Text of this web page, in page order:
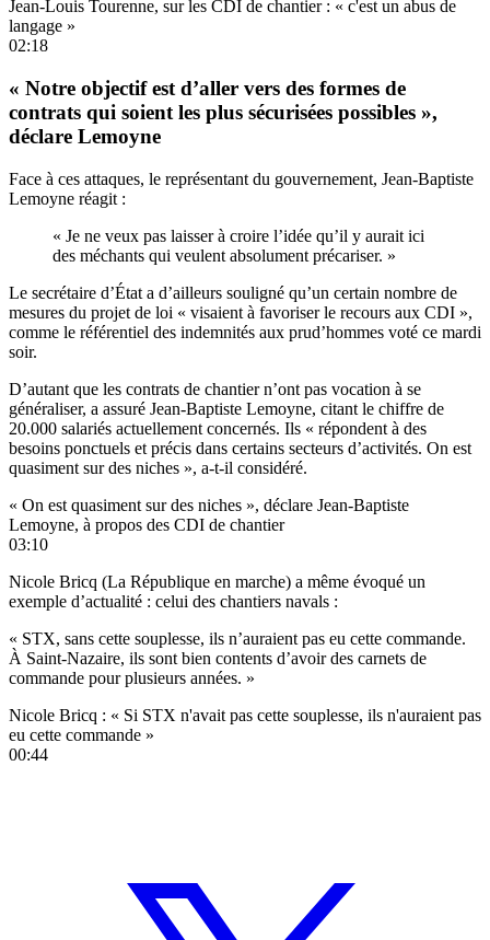
Jean-Louis Tourenne, sur les CDI de chantier : « c'est un abus de
langage »
02:18
« Notre objectif est d’aller vers des formes de
contrats qui soient les plus sécurisées possibles »,
déclare Lemoyne
Face à ces attaques, le représentant du gouvernement, Jean-Baptiste
Lemoyne réagit :
« Je ne veux pas laisser à croire l’idée qu’il y aurait ici
des méchants qui veulent absolument précariser. »
Le secrétaire d’État a d’ailleurs souligné qu’un certain nombre de
mesures du projet de loi « visaient à favoriser le recours aux CDI »,
comme le référentiel des indemnités aux prud’hommes voté ce mardi
soir.
D’autant que les contrats de chantier n’ont pas vocation à se
généraliser, a assuré Jean-Baptiste Lemoyne, citant le chiffre de
20.000 salariés actuellement concernés. Ils « répondent à des
besoins ponctuels et précis dans certains secteurs d’activités. On est
quasiment sur des niches », a-t-il considéré.
« On est quasiment sur des niches », déclare Jean-Baptiste
Lemoyne, à propos des CDI de chantier
03:10
Nicole Bricq (La République en marche) a même évoqué un
exemple d’actualité : celui des chantiers navals :
« STX, sans cette souplesse, ils n’auraient pas eu cette commande.
À Saint-Nazaire, ils sont bien contents d’avoir des carnets de
commande pour plusieurs années. »
Nicole Bricq : « Si STX n'avait pas cette souplesse, ils n'auraient pas
eu cette commande »
00:44